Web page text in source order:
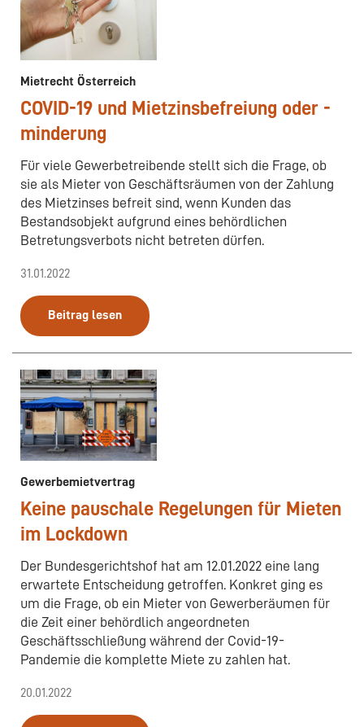
Mietrecht Österreich
COVID-19 und Mietzinsbefreiung oder -
minderung
Für viele Gewerbetreibende stellt sich die Frage, ob
sie als Mieter von Geschäftsräumen von der Zahlung
des Mietzinses befreit sind, wenn Kunden das
Bestandsobjekt aufgrund eines behördlichen
Betretungsverbots nicht betreten dürfen.
31.01.2022
Beitrag lesen
Gewerbemietvertrag
Keine pauschale Regelungen für Mieten
im Lockdown
Der Bundesgerichtshof hat am 12.01.2022 eine lang
erwartete Entscheidung getroffen. Konkret ging es
um die Frage, ob ein Mieter von Gewerberäumen für
die Zeit einer behördlich angeordneten
Geschäftsschließung während der Covid-19-
Pandemie die komplette Miete zu zahlen hat.
20.01.2022